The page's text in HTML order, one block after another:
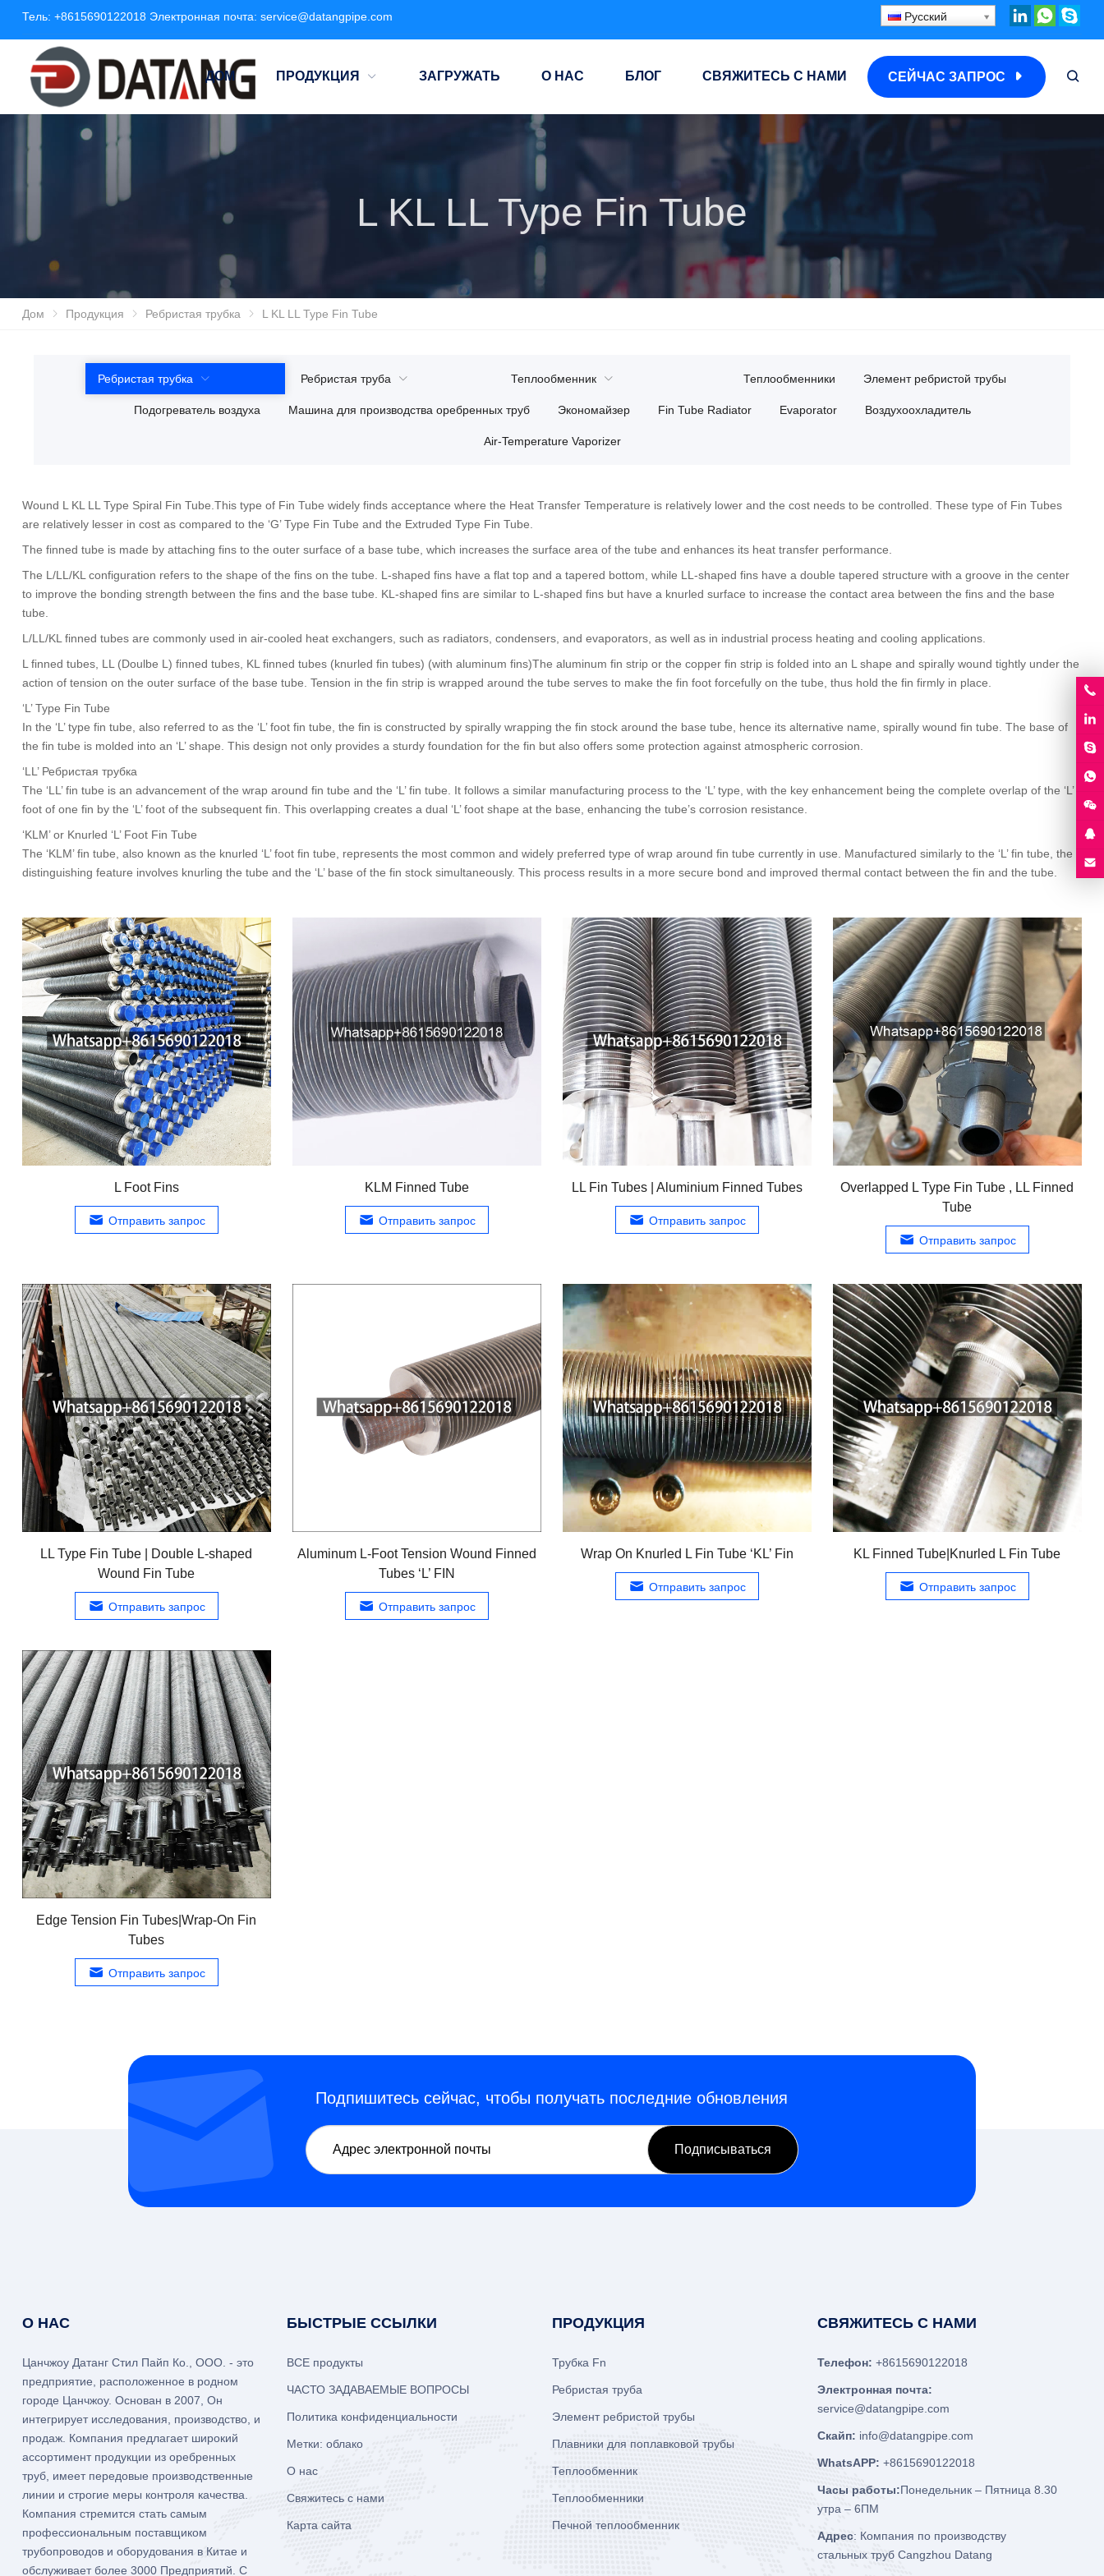
Тель: +8615690122018 Электронная почта: service@datangpipe.com Русский
ДОМ ПРОДУКЦИЯ ЗАГРУЖАТЬ О НАС БЛОГ СВЯЖИТЕСЬ С НАМИ СЕЙЧАС ЗАПРОС
L KL LL Type Fin Tube
Дом Продукция Ребристая трубка L KL LL Type Fin Tube
Ребристая трубка Ребристая труба Теплообменник Теплообменники Элемент ребристой трубы
Подогреватель воздуха Машина для производства оребренных труб Экономайзер Fin Tube Radiator Evaporator Воздухоохладитель
Air-Temperature Vaporizer
Wound L KL LL Type Spiral Fin Tube.This type of Fin Tube widely finds acceptance where the Heat Transfer Temperature is relatively lower and the cost needs to be controlled These type of Fin Tubes
are relatively lesser in cost as compared to the ‘G’ Type Fin Tube and the Extruded Type Fin Tube
The finned tube is made by attaching fins to the outer surface of a base tube which increases the surface area of the tube and enhances its heat transfer performance
The L/LL/KL configuration refers to the shape of the fins on the tube
L-shaped fins have a flat top and a tapered bottom while LL-shaped fins have a double tapered structure with a groove in the center
to improve the bonding strength between the fins and the base tube
KL-shaped fins are similar to L-shaped fins but have a knurled surface to increase the contact area between the fins and the base
tube
L/LL/KL finned tubes are commonly used in air-cooled heat exchangers, such as radiators, condensers, and evaporators, as well as in industrial process heating and cooling applications.
L finned tubes, LL (Doulbe L ) finned tubes, KL finned tubes(knurled fin tubes) (with aluminum fins)The aluminum fin strip or the copper fin strip is folded into an L shape and spirally wound tightly under the
action of tension on the outer surface of the base tube Tension in the fin strip is wrapped around the tube serves to make the fin foot forcefully on the tube thus hold the fin firmly in place
‘L ’Type Fin Tube
In the ‘L ’type fin tube also referred to as the ‘L ’foot fin tube the fin is constructed by spirally wrapping the fin stock around the base tube hence its alternative name spirally wound fin tube The base of
the fin tube is molded into an ‘L ’shape This design not only provides a sturdy foundation for the fin but also offers some protection against atmospheric corrosion
‘LL ’ Ребристая трубка
The ‘LL ’fin tube is an advancement of the wrap around fin tube and the ‘L ’fin tube It follows a similar manufacturing process to the ‘L ’type with the key enhancement being the complete overlap of the ‘L ’
foot of one fin by the ‘L ’foot of the subsequent fin This overlapping creates a dual ‘L ’foot shape at the base enhancing the tube’s corrosion resistance
‘KLM’or Knurled ‘L ’ Foot Fin Tube
The ‘KLM’fin tube also known as the knurled ‘L ’foot fin tube represents the most common and widely preferred type of wrap around fin tube currently in use Manufactured similarly to the ‘L ’fin tube the
distinguishing feature involves knurling the tube and the ‘L ’ base of the fin stock simultaneously. This process results in a more secure bond and improved thermal contact between the fin and the tube
L Foot Fins
Отправить запрос
KLM Finned Tube
Отправить запрос
LL Fin Tubes| Aluminium Finned Tubes
Отправить запрос
Overlapped L Type Fin Tube , LL Finned
Tube
Отправить запрос
LL Type Fin Tube
Double L-shaped
Wound Fin Tube
Отправить запрос
Aluminum L-Foot Tension Wound Finned
Tubes ‘L’ FIN
Отправить запрос
Wrap On Knurled L Fin Tube ‘KL’ Fin
Отправить запрос
KL Finned Tube Knurled L Fin Tube
Отправить запрос
Edge Tension Fin Tubes |Wrap-On Fin
Tubes
Отправить запрос
Подпишитесь сейчас, чтобы получать последние обновления
О НАС
Цанчжоу Датанг Стил Пайп Ко., ООО. - это
предприятие, расположенное в родном
городе Цанчжоу. Основан в 2007, Он
интегрирует исследования, производство, и
продаж. Компания предлагает широкий
ассортимент продукции из оребренных
труб, имеет передовые производственные
линии и строгие меры контроля качества.
Компания стремится стать самым
профессиональным поставщиком
трубопроводов и оборудования в Китае и
обслуживает более 3000 Предприятий. С
БЫСТРЫЕ ССЫЛКИ
ВСЕ продукты
ЧАСТО ЗАДАВАЕМЫЕ ВОПРОСЫ
Политика конфиденциальности
Метки: облако
О нас
Свяжитесь с нами
Карта сайта
ПРОДУКЦИЯ
Трубка Fn
Ребристая труба
Элемент ребристой трубы
Плавники для поплавковой трубы
Теплообменник
Теплообменники
Печной теплообменник
СВЯЖИТЕСЬ С НАМИ
Телефон: +8615690122018
Электронная почта:
service@datangpipe.com
Скайп: info@datangpipe.com
WhatsAPP: +8615690122018
Часы работы:Понедельник – Пятница 8.30
утра – 6ПМ
Адрес: Компания по производству
стальных труб Cangzhou Datang